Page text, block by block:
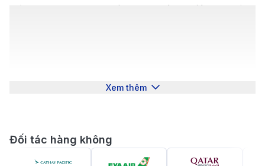
Việt Nam,
vé máy bay từ Phuket đi Hà Nội đang trở
Xem thêm
Đối tác hàng không